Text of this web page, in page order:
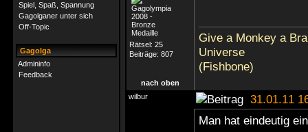
Spiel, Spaß, Spannung
Gagolganer unter sich
Off-Topic
Gagolga
Admininfo
Feedback
Rätsel: 25
Beiträge: 807
Give a Monkey a
Universe
(Fishbone)
nach oben
wilbur
31.01.11
Man hat eindeutig